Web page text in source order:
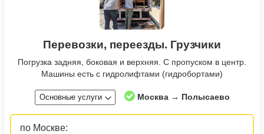
Перевозки, переезды. Грузчики
Погрузка задняя, боковая и верхняя. С пропуском в центр.
Машины есть с гидролифтами (гидробортами)
Основные услуги Москва → Полысаево
по Москве: